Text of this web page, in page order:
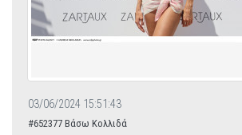
03/06/2024 15:51:43
#652377 Βάσω Κολλιδά